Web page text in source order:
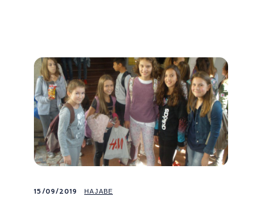
15/09/2019 НАЈАВЕ